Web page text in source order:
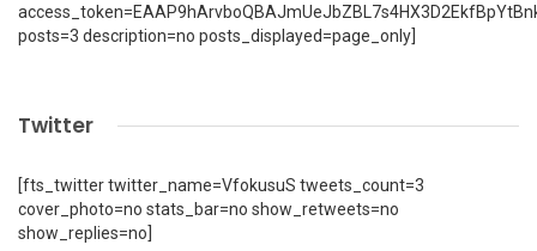
posts=3 description=no posts_displayed=page_only]
Twitter
[fts_twitter twitter_name=VfokusuS tweets_count=3
cover_photo=no stats_bar=no show_retweets=no
show_replies=no]